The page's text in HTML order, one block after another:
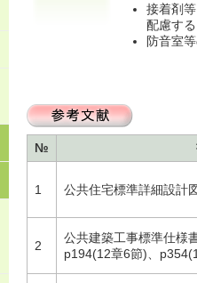
接着剤
配慮す
防音室
№
1 公共住宅標準詳細設
2
公共建築工事標準仕様
p194(12章6節)、